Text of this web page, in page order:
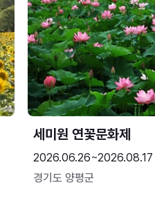
세미원 연꽃문화제
2026.06.26~2026.08.17
경기도 양평군